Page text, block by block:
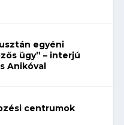
egyéni
ügy” – interjú
Anikóval
centrumok